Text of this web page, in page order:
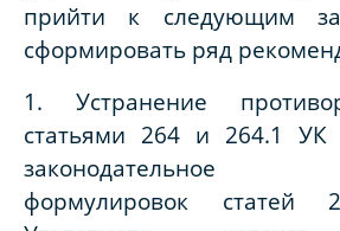
прийти к следующим
сформировать ряд
1. Устранение
статьями 264 и 264.1 УК
законодательное
формулировок